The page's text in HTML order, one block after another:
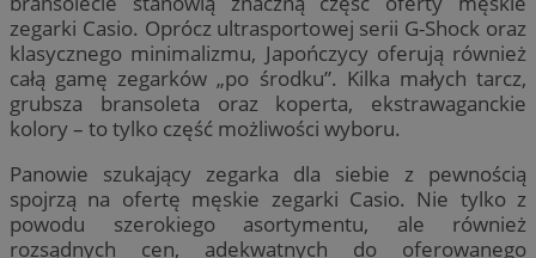
zegarki Casio. Oprócz ultrasportowej serii G-Shock oraz
klasycznego minimalizmu, Japończycy oferują również
całą gamę zegarków „po środku”. Kilka małych tarcz,
grubsza bransoleta oraz koperta, ekstrawaganckie
kolory – to tylko część możliwości wyboru.
Panowie szukający zegarka dla siebie z pewnością
spojrzą na ofertę męskie zegarki Casio. Nie tylko z
powodu szerokiego asortymentu, ale również
rozsądnych cen, adekwatnych do oferowanego